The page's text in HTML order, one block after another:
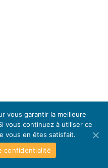
vous garantir la meilleure
vous continuez à utiliser ce
vous en êtes satisfait.
confidentialité